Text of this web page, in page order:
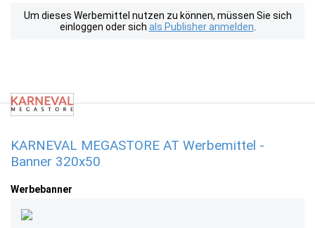
Um dieses Werbemittel nutzen zu können, müssen Sie sich
einloggen oder sich als Publisher anmelden
KARNEVAL MEGASTORE AT Werbemittel -
Banner 320x50
Werbebanner